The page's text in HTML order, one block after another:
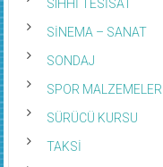
SIHHİ TESİSAT
SİNEMA – SANAT
SONDAJ
SPOR
SÜRÜCÜ KURSU
TAKSİ